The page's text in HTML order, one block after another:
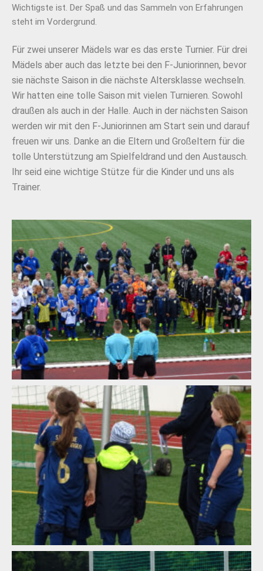
Wichtigste ist. Der Spaß und das Sammeln von Erfahrungen
steht im Vordergrund.
Für zwei unserer Mädels war es das erste Turnier. Für drei
Mädels aber auch das letzte bei den F-Juniorinnen, bevor
sie nächste Saison in die nächste Altersklasse wechseln.
Wir hatten eine tolle Saison mit vielen Turnieren. Sowohl
draußen als auch in der Halle. Auch in der nächsten Saison
werden wir mit den F-Juniorinnen am Start sein und darauf
freuen wir uns. Danke an die Eltern und Großeltern für die
tolle Unterstützung am Spielfeldrand und den Austausch.
Ihr seid eine wichtige Stütze für die Kinder und uns als
Trainer.